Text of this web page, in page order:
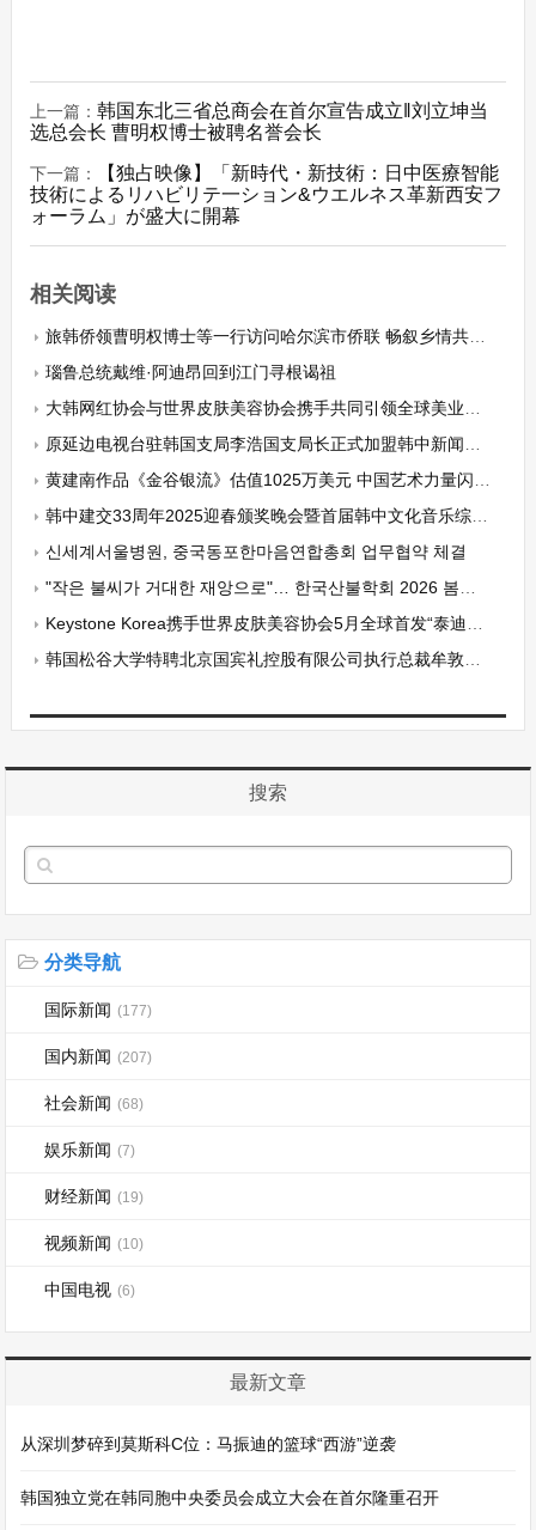
上一篇： 韩国东北三省总商会在首尔宣告成立‖刘立坤当
选总会长 曹明权博士被聘名誉会长
下一篇：
【独占映像】「新時代・新技術：日中医療智能
技術によるリハビリテ一ション&ウエルネス革新西安フ
ォーラム」が盛大に開幕
相关阅读
旅韩侨领曹明权博士等一行访问哈尔滨市侨联 畅叙乡情共话发展
瑙鲁总统戴维·阿迪昂回到江门寻根谒祖
大韩网红协会与世界皮肤美容协会携手共同引领全球美业创新生态系统建设
原延边电视台驻韩国支局李浩国支局长正式加盟韩中新闻记者协会
黄建南作品《金谷银流》估值1025万美元 中国艺术力量闪耀国际舞台
韩中建交33周年2025迎春颁奖晚会暨首届韩中文化音乐综艺盛典在首尔隆重举行
신세계서울병원, 중국동포한마음연합총회 업무협약 체결
"작은 불씨가 거대한 재앙으로"… 한국산불학회 2026 봄철 산불 예방 캠페인 전개
Keystone Korea携手世界皮肤美容协会5月全球首发“泰迪熊”高级休闲服饰系列
韩国松谷大学特聘北京国宾礼控股有限公司执行总裁牟敦波为特聘客座教授
搜索
分类导航
国际新闻 (177)
国内新闻 (207)
社会新闻 (68)
娱乐新闻 (7)
财经新闻 (19)
视频新闻 (10)
中国电视 (6)
最新文章
从深圳梦碎到莫斯科C位：马振迪的篮球“西游”逆袭
韩国独立党在韩同胞中央委员会成立大会在首尔隆重召开